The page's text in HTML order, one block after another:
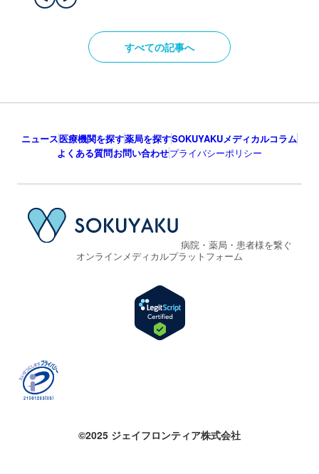
すべての記事へ
ニュース医療機関を探す薬局を探すSOKUYAKUメディカルコラム
よくある質問お問い合わせプライバシーポリシー
病院・薬局・患者様を繋ぐ
オンラインメディカルプラットフォーム
©2025 ジェイフロンティア株式会社